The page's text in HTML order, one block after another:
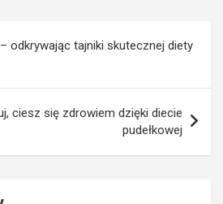
odkrywając tajniki skutecznej diety
ciesz się zdrowiem dzięki diecie
pudełkowej